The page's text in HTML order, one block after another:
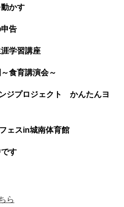
かす
告
学習講座
食育講演会～
ジプロジェクト かんたんヨ
ェスin城南体育館
す
ら